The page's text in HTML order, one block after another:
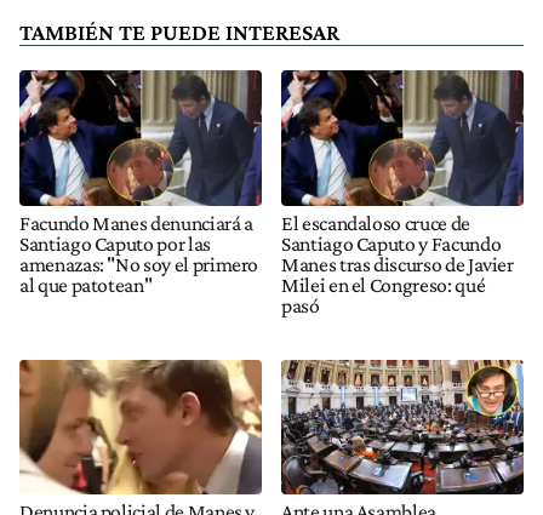
TAMBIÉN TE PUEDE INTERESAR
Facundo Manes denunciará a
Santiago Caputo por las
amenazas: "No soy el primero
al que patotean"
El escandaloso cruce de
Santiago Caputo y Facundo
Manes tras discurso de Javier
Milei en el Congreso: qué
pasó